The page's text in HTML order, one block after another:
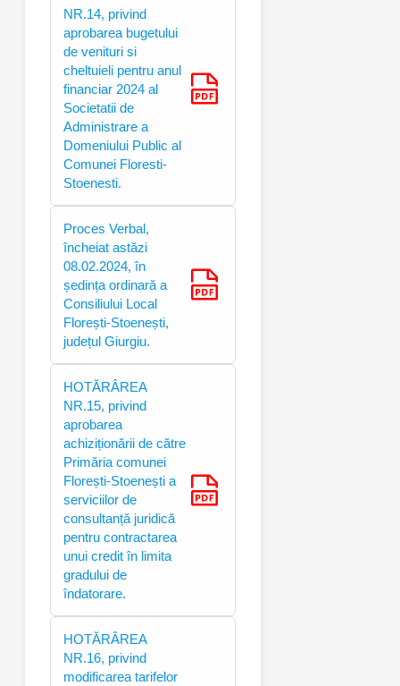
NR.14, privind
aprobarea bugetului
de venituri si
cheltuieli pentru anul
financiar 2024 al
Societatii de
Administrare a
Domeniului Public al
Comunei Floresti-
Stoenesti.
Proces Verbal,
încheiat astăzi
08.02.2024, în
ședința ordinară a
Consiliului Local
Florești-Stoenești,
județul Giurgiu.
HOTĂRÂREA
NR.15, privind
aprobarea
achiziționării de către
Primăria comunei
Florești-Stoenești a
serviciilor de
consultanță juridică
pentru contractarea
unui credit în limita
gradului de
îndatorare.
HOTĂRÂREA
NR.16, privind
modificarea tarifelor